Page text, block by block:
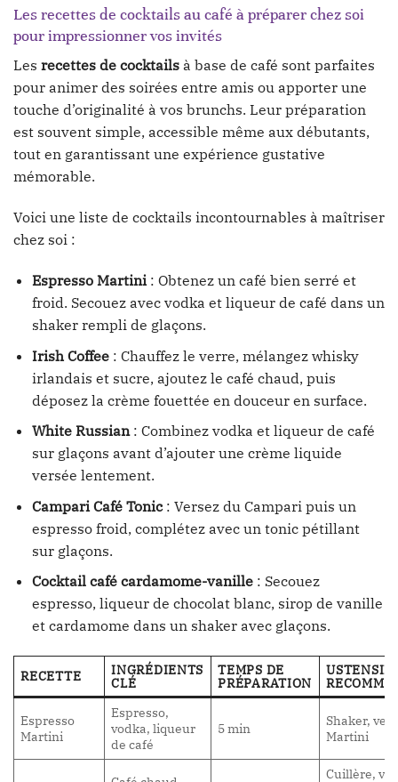
Les recettes de cocktails au café à préparer chez soi
pour impressionner vos invités
Les recettes de cocktails à base de café sont parfaites
pour animer des soirées entre amis ou apporter une
touche d’originalité à vos brunchs. Leur préparation
est souvent simple, accessible même aux débutants,
tout en garantissant une expérience gustative
mémorable.
Voici une liste de cocktails incontournables à maîtriser
chez soi :
Espresso Martini: Obtenez un café bien serré et
froid. Secouez avec vodka et liqueur de café dans un
shaker rempli de glaçons.
Irish Coffee: Chauffez le verre, mélangez whisky
irlandais et sucre, ajoutez le café chaud, puis
déposez la crème fouettée en douceur en surface.
White Russian: Combinez vodka et liqueur de café
sur glaçons avant d’ajouter une crème liquide
versée lentement.
Campari Café Tonic: Versez du Campari puis un
espresso froid, complétez avec un tonic pétillant
sur glaçons.
Cocktail café cardamome-vanille: Secouez
espresso, liqueur de chocolat blanc, sirop de vanille
et cardamome dans un shaker avec glaçons.
RECETTE INGRÉDIENTS
CLÉ
TEMPS DE
PRÉPARATION
Espresso
Martini
Espresso,
vodka, liqueur
de café
5 min
Shaker,
Martini
Cuillère,